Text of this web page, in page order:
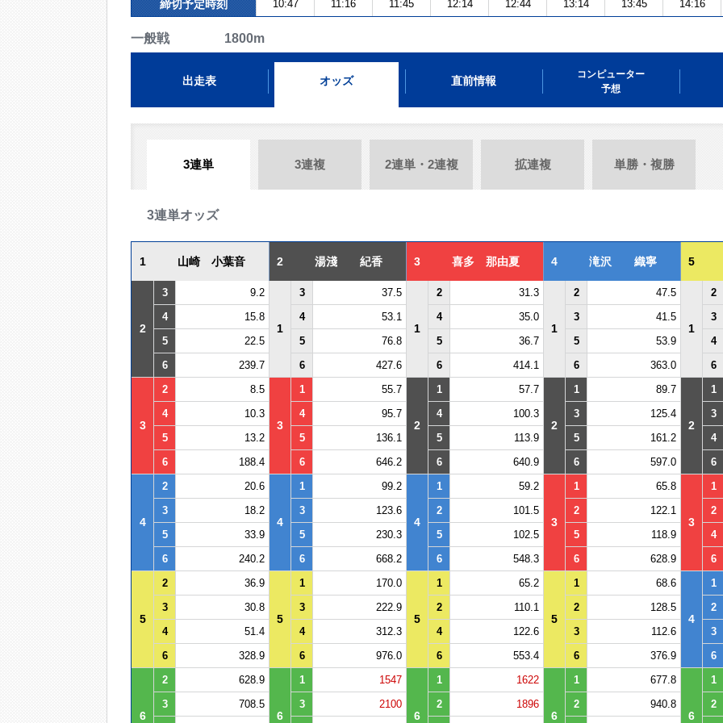
締切予定時刻 10:47 11:16 11:45 12:14 12:44 13:14 13:45 14:16
一般戦 1800m
出走表 オッズ 直前情報
コンピューター
予想
3連単 3連複 2連単・2連複 拡連複 単勝・複勝
3連単オッズ
1 山崎 小葉音 2 湯淺 紀香 3 喜多 那由夏 4 滝沢 織寧 5
2
3 9.2
1
3 37.5
1
2 31.3
1
2 47.5
1
2
4
15.8 4 53.1 4 35.0 3 41.5
3
5
22.5 5 76.8 5 36.7 5 53.9
4
6
239.7 6 427.6 6 414.1 6 363.0 6
3
2 8.5
3
1 55.7
2
1 57.7
2
1 89.7
2
1
4
10.3 4 95.7 4 100.3 3 125.4
3
5
13.2 5 136.1 5 113.9 5 161.2
4
6
188.4 6 646.2 6 640.9 6 597.0 6
4
2 20.6
4
1 99.2
4
1 59.2
3
1 65.8
3
1
3
18.2 3 123.6 2 101.5 2 122.1
2
5
33.9 5 230.3 5 102.5 5 118.9
4
6
240.2 6 668.2 6 548.3 6 628.9 6
5
2 36.9
5
1 170.0
5
1 65.2
5
1 68.6
4
1
3
30.8 3 222.9 2 110.1 2 128.5
2
4
51.4 4 312.3 4 122.6 3 112.6
3
6
328.9 6 976.0 6 553.4 6 376.9 6
6
2 628.9
6
1 1547
6
1 1622
6
1 677.8
6
1
3
708.5 3 2100 2 1896 2 940.8
2